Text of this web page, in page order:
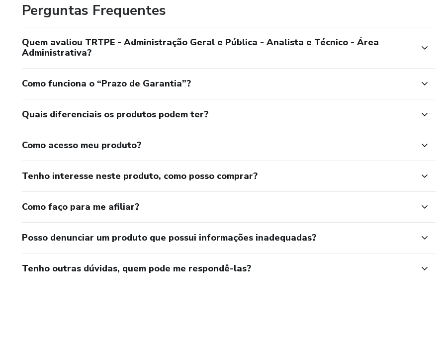
Perguntas Frequentes
Quem avaliou TRTPE - Administração Geral e Pública - Analista e Técnico - Área
Administrativa?
Como funciona o “Prazo de Garantia”?
Quais diferenciais os produtos podem ter?
Como acesso meu produto?
Tenho interesse neste produto, como posso comprar?
Como faço para me afiliar?
Posso denunciar um produto que possui informações inadequadas?
Tenho outras dúvidas, quem pode me respondê-las?